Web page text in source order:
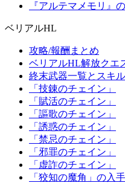
『アルテマメモリ』
ベリアルHL
攻略/報酬まとめ
ベリアルHL解放クエ
終末武器一覧とスキ
「技錬のチェイン」
「賦活のチェイン」
「謳歌のチェイン」
「誘惑のチェイン」
「禁忌のチェイン」
「邪罪のチェイン」
「虚詐のチェイン」
「狡知の魔角」の入